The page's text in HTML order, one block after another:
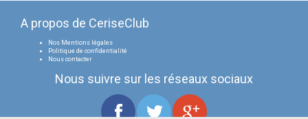
A propos de CeriseClub
Nos Mentions légales
Politique de confidentialité
Nous contacter
Nous suivre sur les réseaux sociaux